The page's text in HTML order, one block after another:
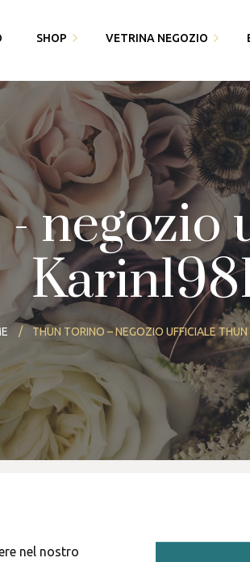
SHOP
Polello
saldati e gioielli
dati
VETRINA NEGOZIO
Gioiello
Piquadro
Swarovski
Thun
Bracciali saldati e gioielli
permanenti
Maserati
Paciotti
Piquadro
Polello
Alisia
Swarovski
Tamashii
Thun
negozio
THUN TORINO – NEGOZIO UFFICIALE
nel nostro